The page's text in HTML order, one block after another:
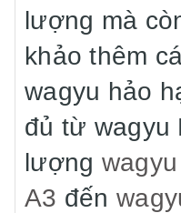
lượng mà
khảo thêm
wagyu hảo
đủ từ wagyu
lượng
A3 đến